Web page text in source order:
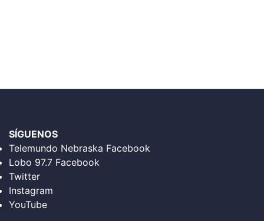
SÍGUENOS
Telemundo Nebraska Facebook
Lobo 97.7 Facebook
Twitter
Instagram
YouTube